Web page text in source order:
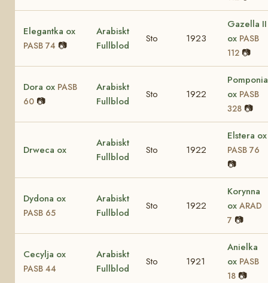
Elegantka ox
PASB 74 📷
Arabiskt
Fullblod
Sto 1923
Gazella II
ox PASB
112 📷
Dora ox PASB
60 📷
Arabiskt
Fullblod
Sto 1922
Pomponia
ox PASB
328 📷
Drweca ox
Arabiskt
Fullblod
Sto 1922
Elstera ox
PASB 76
📷
Dydona ox
PASB 65
Arabiskt
Fullblod
Sto 1922
Korynna
ox ARAD
7 📷
Cecylja ox
PASB 44
Arabiskt
Fullblod
Sto 1921
Anielka
ox PASB
18 📷